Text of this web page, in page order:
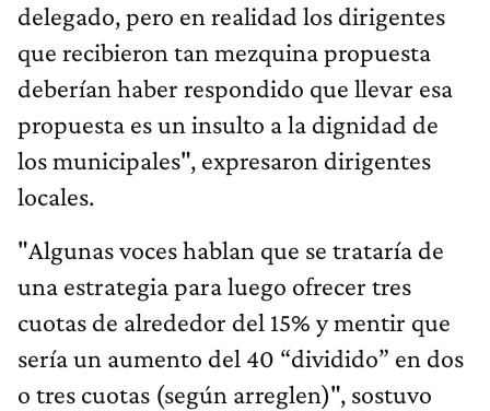
delegado, pero en realidad los dirigentes
que recibieron tan mezquina propuesta
deberían haber respondido que llevar esa
propuesta es un insulto a la dignidad de
los municipales", expresaron dirigentes
locales.
"Algunas voces hablan que se trataría de
una estrategia para luego ofrecer tres
cuotas de alrededor del 15% y mentir que
sería un aumento del 40 “dividido” en dos
o tres cuotas (según arreglen)", sostuvo